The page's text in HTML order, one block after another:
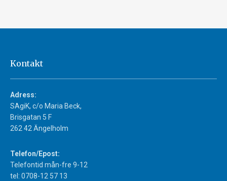
Kontakt
Adress:
SAgiK, c/o Maria Beck,
Brisgatan 5 F
262 42 Ängelholm
Telefon/Epost:
Telefontid mån-fre 9-12
tel: 0708-12 57 13